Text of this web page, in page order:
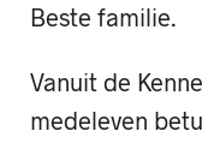
Beste familie.
Vanuit de
medeleven